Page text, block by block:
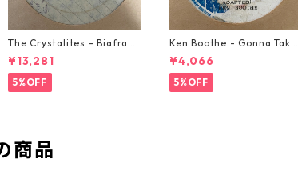
The Crystalites - Biafra
【7-21293】
¥13,281
5%OFF
Ken Boothe - Gonna Take
A Miracle【7-21362】
¥4,066
5%OFF
商品